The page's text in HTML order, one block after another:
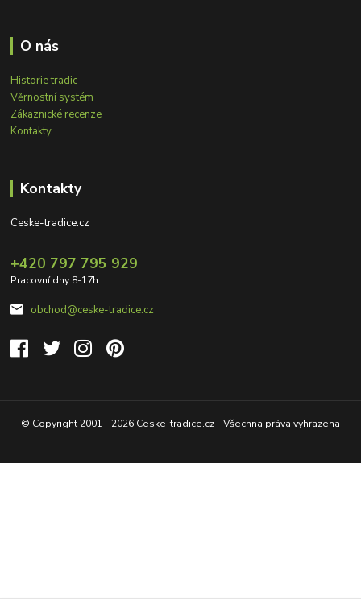
O nás
Historie tradic
Věrnostní systém
Zákaznické recenze
Kontakty
Kontakty
Ceske-tradice.cz
+420 797 795 929
Pracovní dny 8-17h
obchod@ceske-tradice.cz
© Copyright 2001 - 2026 Ceske-tradice.cz - Všechna práva vyhrazena